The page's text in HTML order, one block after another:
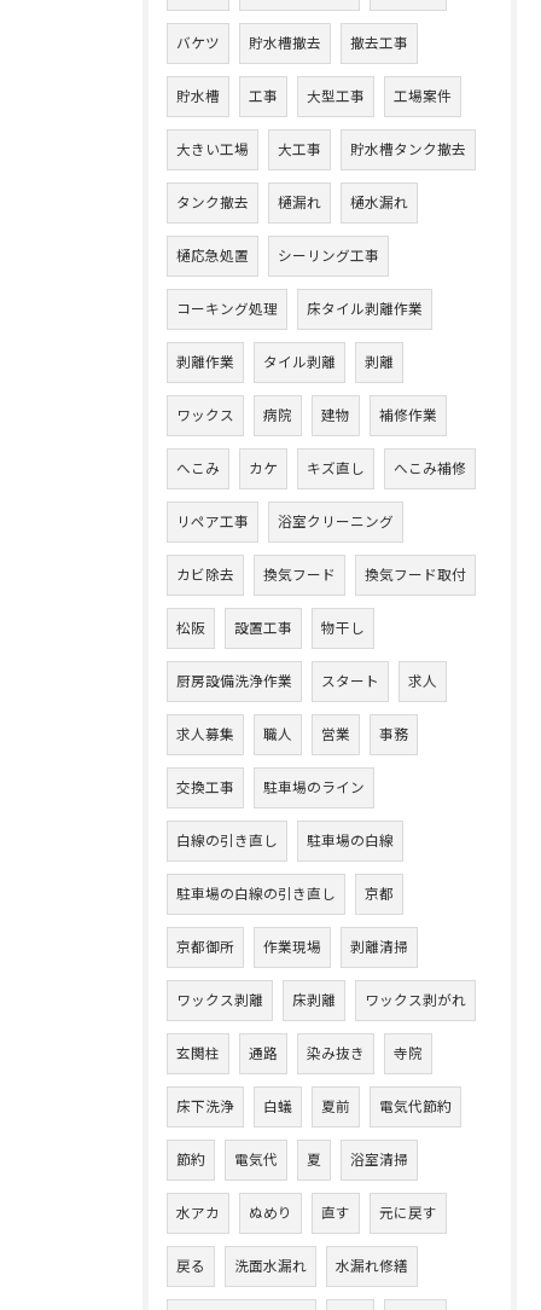
バケツ 貯水槽撤去 撤去工事
貯水槽 工事 大型工事 工場案件
大きい工場 大工事 貯水槽タンク撤去
タンク撤去 樋漏れ 樋水漏れ
樋応急処置 シーリング工事
コーキング処理 床タイル剥離作業
剥離作業 タイル剥離 剥離
ワックス 病院 建物 補修作業
へこみ カケ キズ直し へこみ補修
リペア工事 浴室クリーニング
カビ除去 換気フード 換気フード取付
松阪 設置工事 物干し
厨房設備洗浄作業 スタート 求人
求人募集 職人 営業 事務
交換工事 駐車場のライン
白線の引き直し 駐車場の白線
駐車場の白線の引き直し 京都
京都御所 作業現場 剥離清掃
ワックス剥離 床剥離 ワックス剥がれ
玄関柱 通路 染み抜き 寺院
床下洗浄 白蟻 夏前 電気代節約
節約 電気代 夏 浴室清掃
水アカ ぬめり 直す 元に戻す
戻る 洗面水漏れ 水漏れ修繕